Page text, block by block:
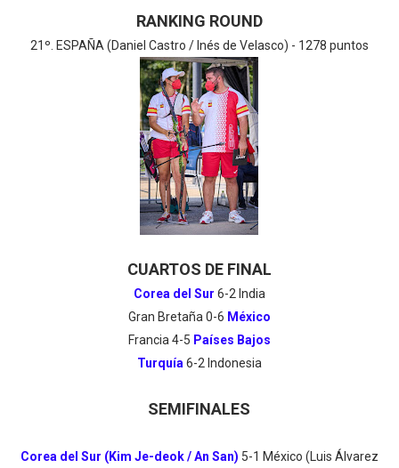
RANKING ROUND
21º. ESPAÑA (Daniel Castro / Inés de Velasco) - 1278 puntos
CUARTOS DE FINAL
Corea del Sur 6-2 India
Gran Bretaña 0-6 México
Francia 4-5 Países Bajos
Turquía 6-2 Indonesia
SEMIFINALES
Corea del Sur (Kim Je-deok / An San) 5-1 México (Luis Álvarez